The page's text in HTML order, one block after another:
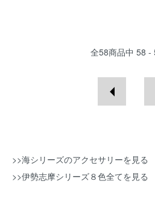
全58商品中 58 -
>>海シリーズのアクセサリーを見る
>>伊勢志摩シリーズ８色全てを見る